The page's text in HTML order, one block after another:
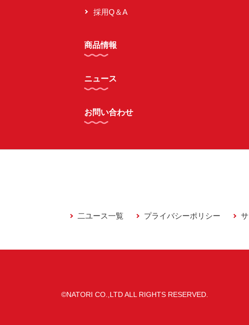
採用Q＆A
商品情報
ニュース
お問い合わせ
二ユース一覧 プライバシーポリシー
©NATORI CO.,LTD ALL RIGHTS RESERVED.